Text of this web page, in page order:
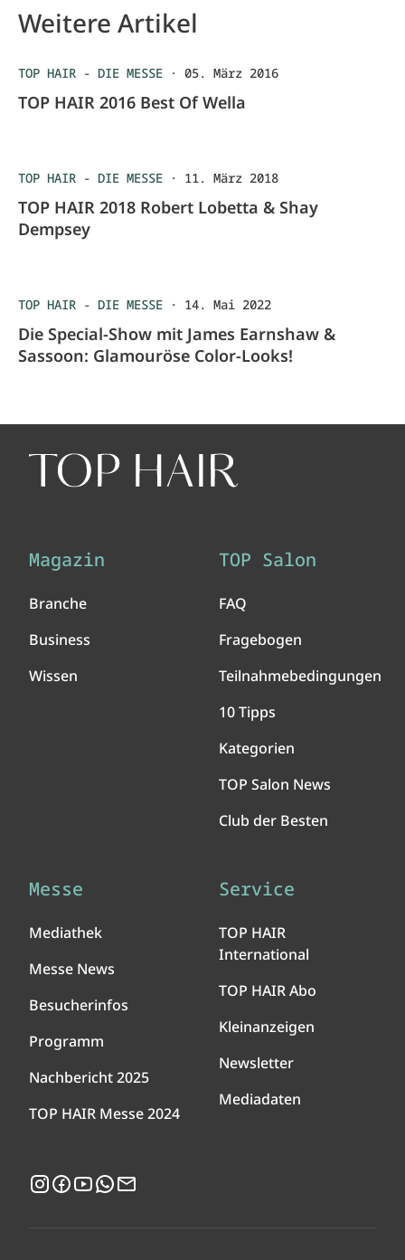
Weitere Artikel
TOP HAIR - DIE MESSE · 05. März 2016
TOP HAIR 2016 Best Of Wella
TOP HAIR - DIE MESSE · 11. März 2018
TOP HAIR 2018 Robert Lobetta & Shay
Dempsey
TOP HAIR - DIE MESSE · 14. Mai 2022
Die Special-Show mit James Earnshaw &
Sassoon: Glamouröse Color-Looks!
Magazin
Branche
Business
Wissen
TOP Salon
FAQ
Fragebogen
Teilnahmebedingungen
10 Tipps
Kategorien
TOP Salon News
Club der Besten
Messe
Mediathek
Messe News
Besucherinfos
Programm
Nachbericht 2025
TOP HAIR Messe 2024
Service
TOP HAIR
International
TOP HAIR Abo
Kleinanzeigen
Newsletter
Mediadaten
Instagram
Facebook
YouTubeWhatsApp